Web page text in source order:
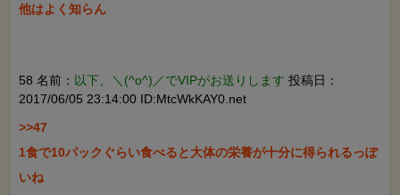
他はよく知らん
58 名前： 以下、＼(^o^)／でVIPがお送りします 投稿日：
2017/06/05 23:14:00 ID:MtcWkKAY0.net
>>47
1食で10パックぐらい食べると大体の栄養が十分に得られるっぽ
いね